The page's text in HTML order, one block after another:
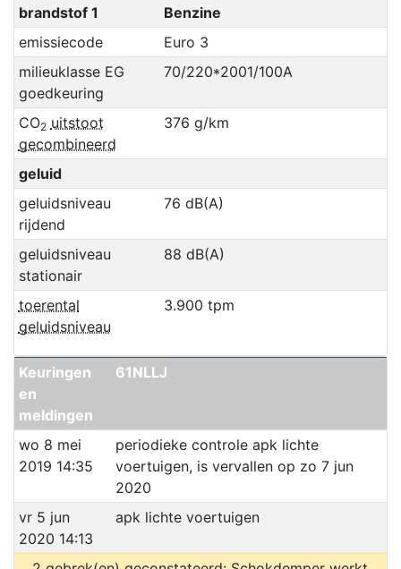
brandstof 1
Benzine
emissiecode
Euro 3
milieuklasse EG
goedkeuring
70/220*2001/100A
CO2 uitstoot
gecombineerd
376 g/km
geluid
geluidsniveau
rijdend
76 dB(A)
geluidsniveau
stationair
88 dB(A)
toerental
geluidsniveau
3.900 tpm
Keuringen
en
meldingen
61NLLJ
wo 8 mei
2019 14:35
periodieke controle apk lichte
voertuigen, is vervallen op zo 7 jun
2020
vr 5 jun
2020 14:13
apk lichte voertuigen